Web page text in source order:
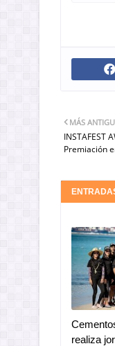
MÁS
INSTAFEST
Premiación
realiza